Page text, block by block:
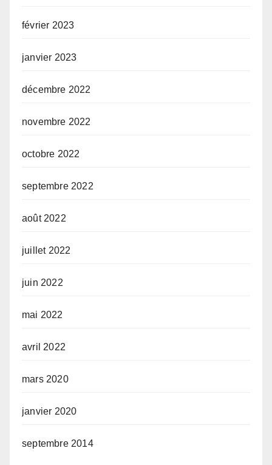
février 2023
janvier 2023
décembre 2022
novembre 2022
octobre 2022
septembre 2022
août 2022
juillet 2022
juin 2022
mai 2022
avril 2022
mars 2020
janvier 2020
septembre 2014